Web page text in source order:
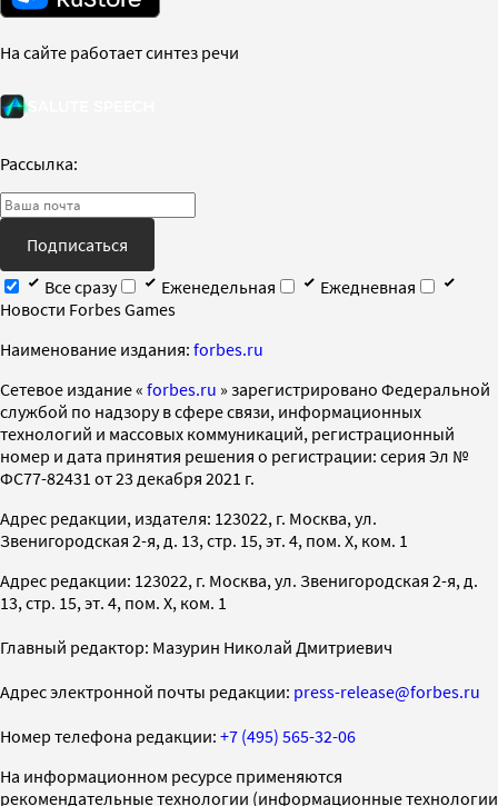
На сайте работает синтез речи
Рассылка:
Подписаться
Все сразу
Еженедельная
Ежедневная
Новости Forbes Games
Наименование издания: forbes.ru
Cетевое издание « forbes.ru » зарегистрировано Федеральной
службой по надзору в сфере связи, информационных
технологий и массовых коммуникаций, регистрационный
номер и дата принятия решения о регистрации: серия Эл №
ФС77-82431 от 23 декабря 2021 г.
Адрес редакции, издателя: 123022, г. Москва, ул.
Звенигородская 2-я, д. 13, стр. 15, эт. 4, пом. X, ком. 1
Адрес редакции: 123022, г. Москва, ул. Звенигородская 2-я, д.
13, стр. 15, эт. 4, пом. X, ком. 1
Главный редактор: Мазурин Николай Дмитриевич
Адрес электронной почты редакции: press-release@forbes.ru
Номер телефона редакции: +7 (495) 565-32-06
На информационном ресурсе применяются
рекомендательные технологии (информационные технологии